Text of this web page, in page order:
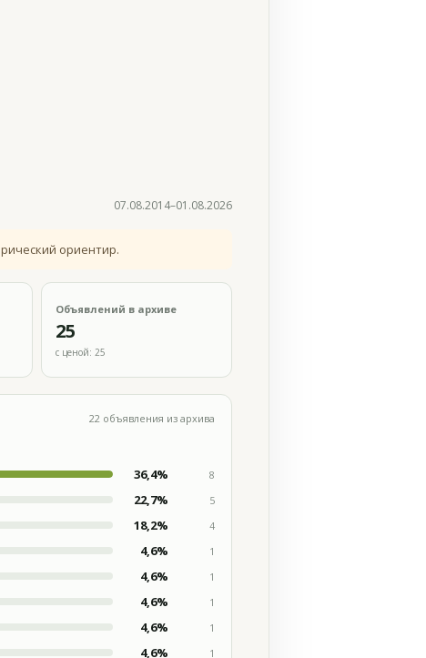
07.08.2014–01.08.2026
ориентир.
Объявлений в архиве
25
с ценой: 25
22 объявления из архива
36,4%
8
22,7%
5
18,2%
4
4,6%
1
4,6%
1
4,6%
1
4,6%
1
4,6% 1